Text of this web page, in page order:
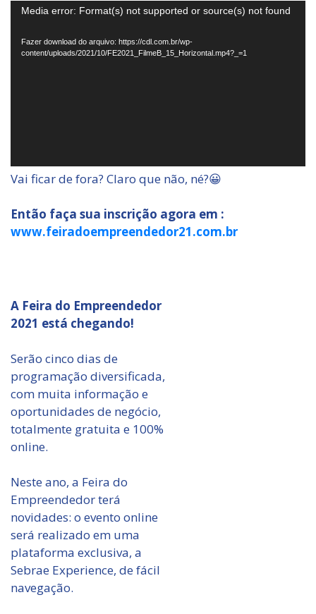
Tocador
vídeo
Media error: Format(s) not supported or source(s) not found
Fazer download do arquivo: https://cdl.com.br/wp-
content/uploads/2021/10/FE2021_FilmeB_15_Horizontal.mp4?_=1
Vai ficar de fora? Claro que não, né?😀
Então faça sua inscrição agora em :
www.feiradoempreendedor21.com.br
A Feira do Empreendedor
2021 está chegando!
Serão cinco dias de
programação diversificada,
com muita informação e
oportunidades de negócio,
totalmente gratuita e 100%
online.
Neste ano, a Feira do
Empreendedor terá
novidades: o evento online
será realizado em uma
plataforma exclusiva, a
Sebrae Experience, de fácil
navegação.